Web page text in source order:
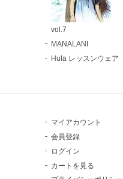
vol.7
MANALANI
Hula レッスンウェア
マイアカウント
会員登録
ログイン
カートを見る